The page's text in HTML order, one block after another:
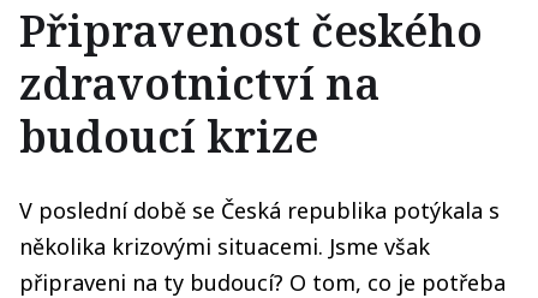
Připravenost českého
zdravotnictví na
budoucí krize
V poslední době se Česká republika potýkala s
několika krizovými situacemi. Jsme však
připraveni na ty budoucí? O tom, co je potřeba